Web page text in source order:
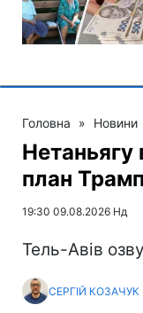
Головна » Новини
Нетаньягу
план
19:30 09.08.2026 Нд
Тель-Авів
СЕРГІЙ КОЗАЧУК